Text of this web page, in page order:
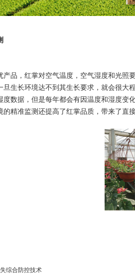
产品，红掌对空气温度，空气湿度和光
旦生长环境达不到其生长要求，就会很大
度数据，但是每年都会有因温度和湿度变
精准监测还提高了红掌品质，带来了直接
综合防控技术